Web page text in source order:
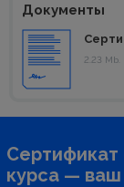
Документы
2.23 Mb.
курса —